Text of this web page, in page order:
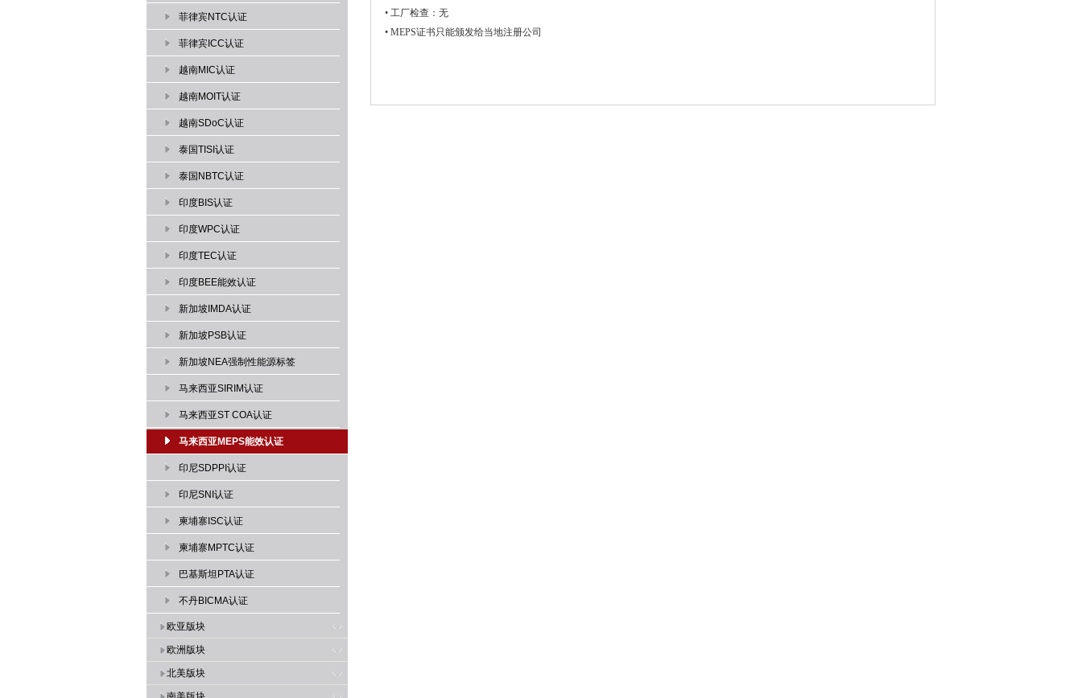
菲律宾NTC认证
菲律宾ICC认证
越南MIC认证
越南MOIT认证
越南SDoC认证
泰国TISI认证
泰国NBTC认证
印度BIS认证
印度WPC认证
印度TEC认证
印度BEE能效认证
新加坡IMDA认证
新加坡PSB认证
新加坡NEA强制性能源标签
马来西亚SIRIM认证
马来西亚ST COA认证
马来西亚MEPS能效认证
印尼SDPPI认证
印尼SNI认证
柬埔寨ISC认证
柬埔寨MPTC认证
巴基斯坦PTA认证
不丹BICMA认证
欧亚版块
欧洲版块
北美版块
• 工厂检查：无
• MEPS证书只能颁发给当地注册公司